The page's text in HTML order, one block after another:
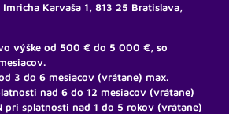
Karvaša 1, 813 25 Bratislava,
výške od 500 € do 5 000 €, so
3 do 6 mesiacov (vrátane) max.
nad 6 do 12 mesiacov (vrátane)
pri splatnosti nad 1 do 5 rokov (vrátane)